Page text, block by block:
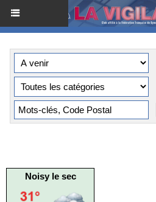
Noisy le sec